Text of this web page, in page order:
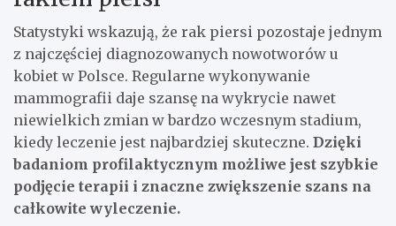
Statystyki wskazują, że rak piersi pozostaje jednym
z najczęściej diagnozowanych nowotworów u
kobiet w Polsce. Regularne wykonywanie
mammografii daje szansę na wykrycie nawet
niewielkich zmian w bardzo wczesnym stadium,
kiedy leczenie jest najbardziej skuteczne. Dzięki
badaniom profilaktycznym możliwe jest szybkie
podjęcie terapii i znaczne zwiększenie szans na
całkowite wyleczenie.